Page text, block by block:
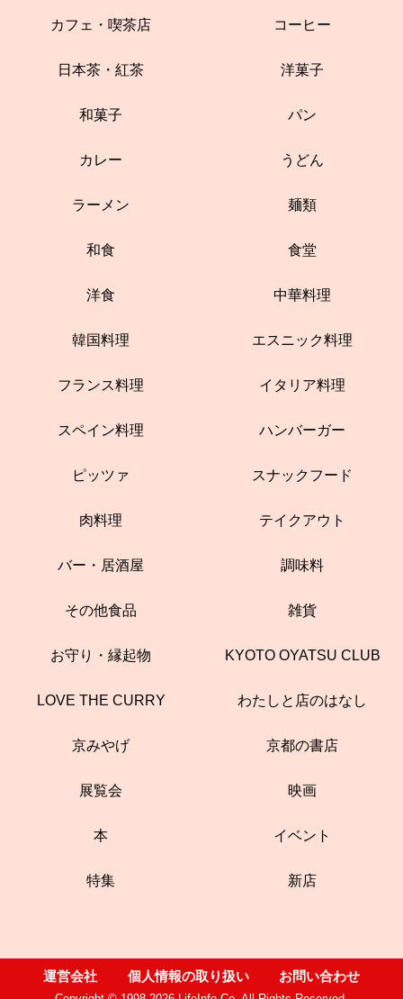
おすすめのイベント
カフェ・喫茶店 コーヒー
日本茶・紅茶 洋菓子
和菓子 パン
カレー うどん
ラーメン 麺類
和食 食堂
洋食 中華料理
韓国料理 エスニック料理
フランス料理 イタリア料理
スペイン料理 ハンバーガー
ピッツァ スナックフード
肉料理 テイクアウト
バー・居酒屋 調味料
その他食品 雑貨
お守り・縁起物 KYOTO OYATSU CLUB
LOVE THE CURRY わたしと店のはなし
京みやげ 京都の書店
展覧会 映画
本 イベント
特集 新店
運営会社 個人情報の取り扱い お問い合わせ